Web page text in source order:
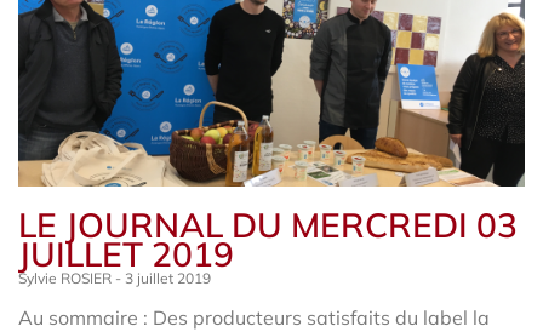
LE JOURNAL DU MERCREDI 03
JUILLET 2019
Sylvie ROSIER 3 juillet 2019
Au sommaire : Des producteurs satisfaits du label la